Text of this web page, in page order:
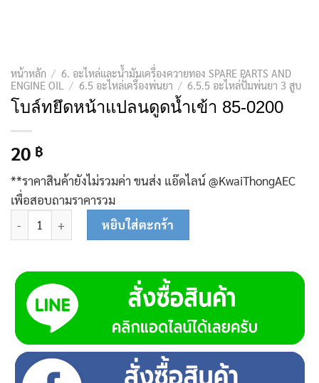
หน้าหลัก / 6. อะไหล่และน้ำมันเครื่องควายทอง SPARE PARTS AND
ENGINE OIL
/ 6.5 อะไหล่เครื่องพ่นยา / 6.5.5 อะไหล่ปั้มพ่นยา 3 สูบ
โบล์ทยึดหน้าแปลนดูดน้ำเข้า 85-0200
20 ฿
**ราคาสินค้ายังไม่รวมค่า ขนส่ง แอ๊ดไลน์ @KwaiThongAEC
เพื่อสอบถามราคารวม
จำนวน โบล์ทยึดหน้าแปลนดูดน้ำเข้า 85-0200 ชิ้น
หยิบใส่ตะกร้า